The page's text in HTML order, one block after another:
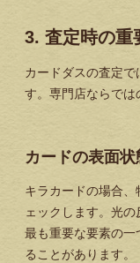
3. 査定時の重
カードダスの査定で
す。専門店ならでは
カードの表面状
キラカードの場合
ェックします。光
最も重要な要素の
ることがあります。